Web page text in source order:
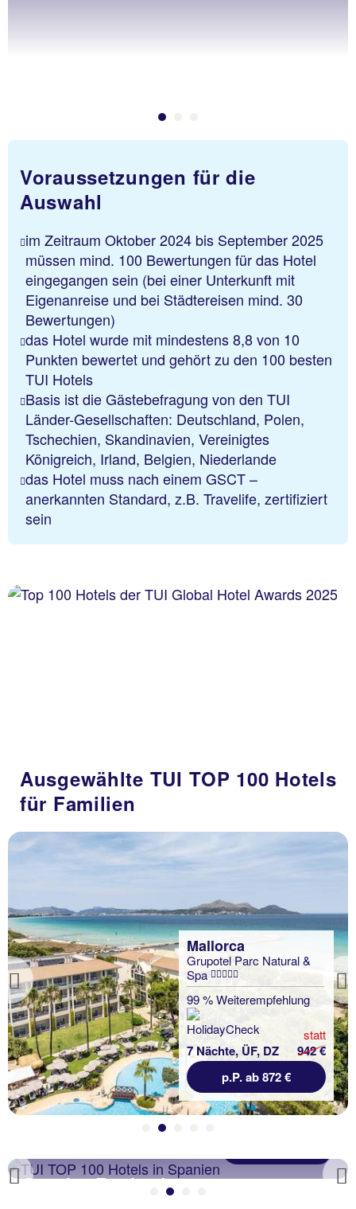
Voraussetzungen für die
Auswahl
im Zeitraum Oktober 2024 bis September 2025
müssen mind. 100 Bewertungen für das Hotel
eingegangen sein (bei einer Unterkunft mit
Eigenanreise und bei Städtereisen mind. 30
Bewertungen)
das Hotel wurde mit mindestens 8,8 von 10
Punkten bewertet und gehört zu den 100 besten
TUI Hotels
Basis ist die Gästebefragung von den TUI
Länder-Gesellschaften: Deutschland, Polen,
Tschechien, Skandinavien, Vereinigtes
Königreich, Irland, Belgien, Niederlande
das Hotel muss nach einem GSCT –
anerkannten Standard, z.B. Travelife, zertifiziert
sein
Ausgewählte TUI TOP 100 Hotels
für Familien
Previous
Mallorca
Grupotel Parc Natural &
Spa
99 % Weiterempfehlung
7 Nächte, ÜF, DZ
statt
942 €
p.P. ab 872 €
Previous
Spanien Festland